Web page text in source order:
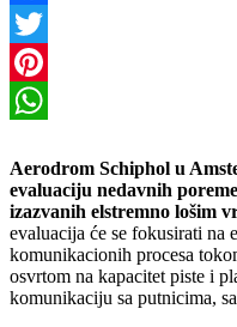
Link
Facebook
Twitter
Pinterest
Aerodrom Schiphol u
evaluaciju nedavnih
izazvanih elstremno lošim
evaluacija će se fokusirati na
komunikacionih procesa
osvrtom na kapacitet piste i
komunikaciju sa putnicima,